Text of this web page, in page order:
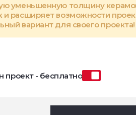
уменьшенную толщину
расширяет возможности
вариант для своего проекта!
проект - бесплатно